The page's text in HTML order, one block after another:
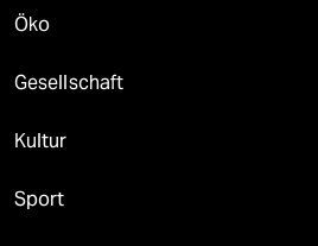
Öko
Gesellschaft
Kultur
Sport